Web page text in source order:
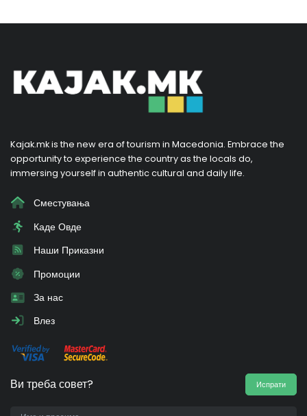
Kajak.mk is the new era of tourism in Macedonia. Embrace the
opportunity to experience the country as the locals do,
immersing yourself in authentic cultural and daily life.
Сместувања
Каде Овде
Наши Приказни
Промоции
За нас
Влез
Ви треба совет? Испрати